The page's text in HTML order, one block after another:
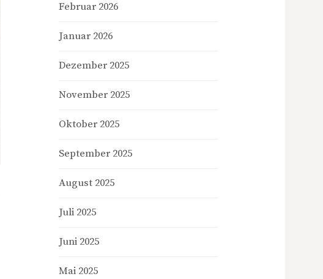
Februar 2026
Januar 2026
Dezember 2025
November 2025
Oktober 2025
September 2025
August 2025
Juli 2025
Juni 2025
Mai 2025